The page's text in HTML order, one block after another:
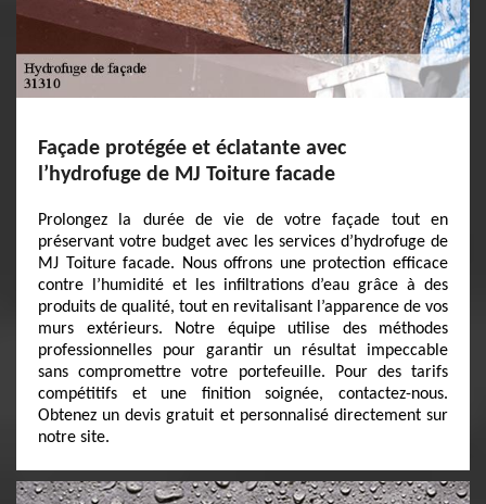
Façade protégée et éclatante avec
l’hydrofuge de MJ Toiture facade
Prolongez la durée de vie de votre façade tout en
préservant votre budget avec les services d’hydrofuge de
MJ Toiture facade. Nous offrons une protection efficace
contre l’humidité et les infiltrations d’eau grâce à des
produits de qualité, tout en revitalisant l’apparence de vos
murs extérieurs. Notre équipe utilise des méthodes
professionnelles pour garantir un résultat impeccable
sans compromettre votre portefeuille. Pour des tarifs
compétitifs et une finition soignée, contactez-nous.
Obtenez un devis gratuit et personnalisé directement sur
notre site.